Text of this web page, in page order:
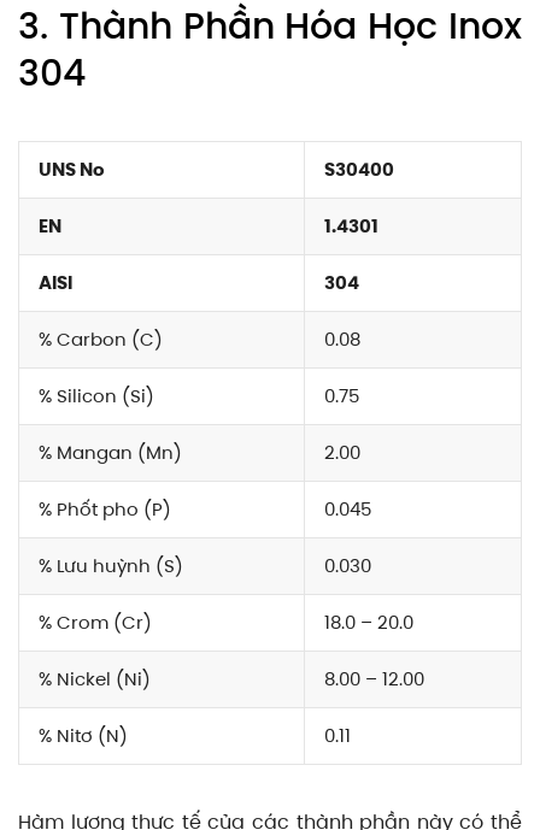
3. Thành Phần Hóa Học Inox
304
UNS No S30400
EN 1.4301
AISI 304
% Carbon (C) 0.08
% Silicon (Si) 0.75
% Mangan (Mn) 2.00
% Phốt pho (P) 0.045
% Lưu huỳnh (S) 0.030
% Crom (Cr) 18.0 – 20.0
% Nickel (Ni) 8.00 – 12.00
% Nitơ (N) 0.11
Hàm lượng thực tế của các thành phần này có thể